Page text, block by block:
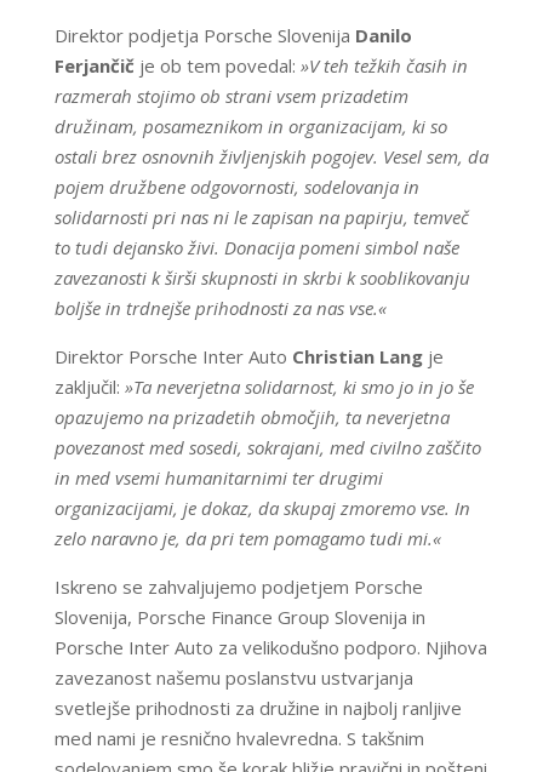
Direktor podjetja Porsche Slovenija Danilo
Ferjančičje ob tem povedal: »V teh težkih časih in
razmerah stojimo ob strani vsem prizadetim
družinam, posameznikom in organizacijam, ki so
ostali brez osnovnih življenjskih pogojev. Vesel sem, da
pojem družbene odgovornosti, sodelovanja in
solidarnosti pri nas ni le zapisan na papirju, temveč
to tudi dejansko živi. Donacija pomeni simbol naše
zavezanosti k širši skupnosti in skrbi k sooblikovanju
boljše in trdnejše prihodnosti za nas vse.«
Direktor Porsche Inter Auto Christian Langje
zaključil: »Ta neverjetna solidarnost, ki smo jo in jo še
opazujemo na prizadetih območjih, ta neverjetna
povezanost med sosedi, sokrajani, med civilno zaščito
in med vsemi humanitarnimi ter drugimi
organizacijami, je dokaz, da skupaj zmoremo vse. In
zelo naravno je, da pri tem pomagamo tudi mi.«
Iskreno se zahvaljujemo podjetjem Porsche
Slovenija, Porsche Finance Group Slovenija in
Porsche Inter Auto za velikodušno podporo. Njihova
zavezanost našemu poslanstvu ustvarjanja
svetlejše prihodnosti za družine in najbolj ranljive
med nami je resnično hvalevredna. S takšnim